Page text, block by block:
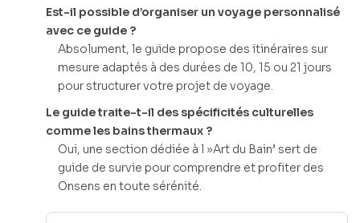
Est-il possible d’organiser un voyage personnalisé
avec ce guide ?
Absolument, le guide propose des itinéraires sur
mesure adaptés à des durées de 10, 15 ou 21 jours
pour structurer votre projet de voyage.
Le guide traite-t-il des spécificités culturelles
comme les bains thermaux ?
Oui, une section dédiée à l »Art du Bain’ sert de
guide de survie pour comprendre et profiter des
Onsens en toute sérénité.